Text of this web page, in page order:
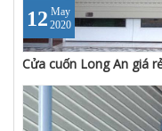
12 May
2020
Cửa cuốn Long An giá